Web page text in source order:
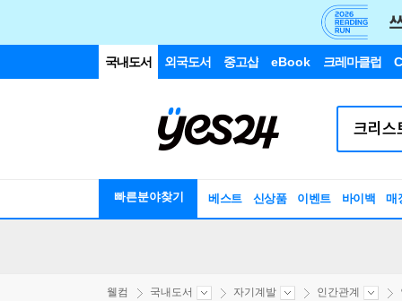
국내도서 외국도서 중고샵 eBook 크레마클럽
빠른분야찾기 베스트 신상품 이벤트 바이백 매
웰컴 국내도서 자기계발 인간관계